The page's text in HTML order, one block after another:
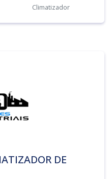
Climatizador
DE